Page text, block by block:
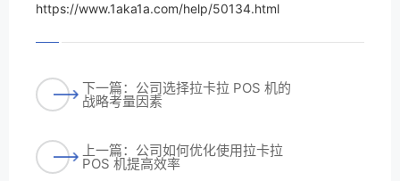
https://www.1aka1a.com/help/50134.html
下一篇：公司选择拉卡拉 POS 机的
战略考量因素
上一篇：公司如何优化使用拉卡拉
POS 机提高效率